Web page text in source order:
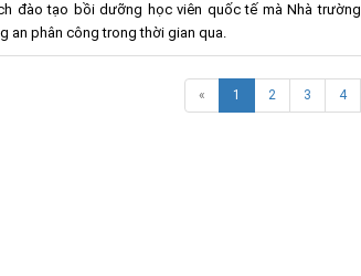
đào tạo bồi dưỡng học viên quốc tế mà Nhà trường
an phân công trong thời gian qua.
« 1 2 3 4